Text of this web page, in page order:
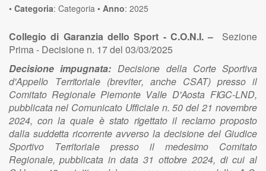
• Categoria: Categoria • Anno: 2025
Collegio di Garanzia dello Sport - C.O.N.I. –
Sezione
Prima - Decisione n. 17 del 03/03/2025
Decisione impugnata: Decisione della CorteSportiva
d'Appello Territoriale (breviter, anche CSAT)pressoil
ComitatoRegionale Piemonte Valle D'Aosta FIGC-LND,
pubblicatanel Comunicato Ufficiale n. 50del 21 novembre
2024, conla quale è stato rigettatoil reclamoproposto
dalla suddetta ricorrente avverso la decisionedel Giudice
Sportivo Territoriale presso il medesimo Comitato
Regionale, pubblicata in data31 ottobre 2024, dicuial